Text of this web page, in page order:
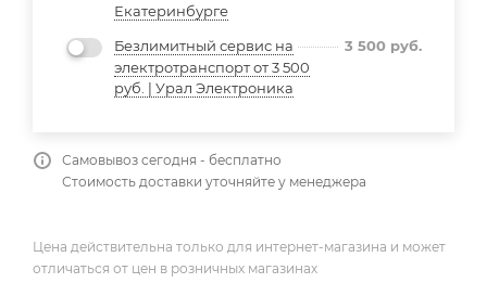
Екатеринбурге
Безлимитный сервис на
электротранспорт от 3 500
руб. | Урал Электроника
3 500 руб.
Самовывоз сегодня - бесплатно
Стоимость доставки уточняйте у менеджера
Цена действительна только для интернет-магазина и может
отличаться от цен в розничных магазинах